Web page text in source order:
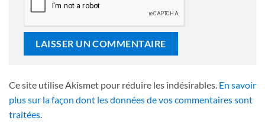
Ce site utilise Akismet pour réduire les indésirables. En savoir
plus sur la façon dont les données de vos commentaires sont
traitées